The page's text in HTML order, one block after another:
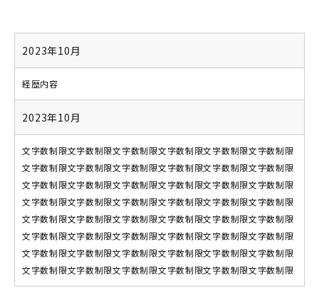
2023年10月
経歴内容
2023年10月
文字数制限文字数制限文字数制限文字数制限文字数制限文字数制限
文字数制限文字数制限文字数制限文字数制限文字数制限文字数制限
文字数制限文字数制限文字数制限文字数制限文字数制限文字数制限
文字数制限文字数制限文字数制限文字数制限文字数制限文字数制限
文字数制限文字数制限文字数制限文字数制限文字数制限文字数制限
文字数制限文字数制限文字数制限文字数制限文字数制限文字数制限
文字数制限文字数制限文字数制限文字数制限文字数制限文字数制限
文字数制限文字数制限文字数制限文字数制限文字数制限文字数制限